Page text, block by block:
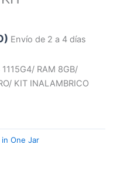
Envío de 2 a 4 días
RAM 8GB/
KIT INALAMBRICO
in One Jar